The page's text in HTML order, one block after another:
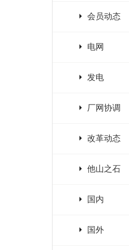
会员动态
电网
发电
厂网协调
改革动态
他山之石
国内
国外